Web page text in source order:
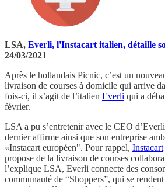
LSA, Everli, l'Instacart italien, détaille
24/03/2021
Après le hollandais Picnic, c’est un
livraison de courses à domicile qui arrive
fois-ci, il s’agit de l’italien Everli qui a
février.
LSA a pu s’entretenir avec le CEO
dernier affirme ainsi que son entreprise
«Instacart européen". Pour rappel, Instacart
propose de la livraison de courses
l’explique LSA, Everli connecte des
communauté de “Shoppers”, qui se